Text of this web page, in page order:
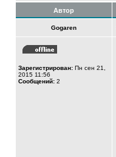
Автор
Gogaren
Зарегистрирован: Пн сен 21,
2015 11:56
Сообщений: 2